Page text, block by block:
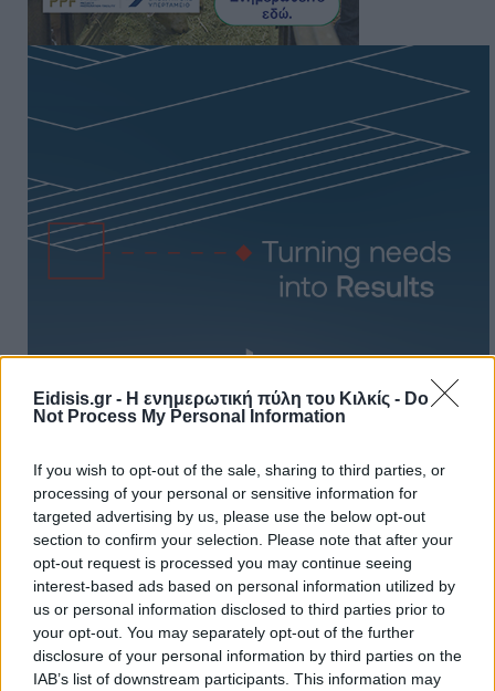
Eidisis.gr - Η ενημερωτική πύλη του Κιλκίς - Do
Not Process My Personal Information
If you wish to opt-out of the sale, sharing to third parties, or
processing of your personal or sensitive information for
targeted advertising by us, please use the below opt-out
section to confirm your selection. Please note that after your
opt-out request is processed you may continue seeing
interest-based ads based on personal information utilized by
us or personal information disclosed to third parties prior to
your opt-out. You may separately opt-out of the further
disclosure of your personal information by third parties on the
IAB’s list of downstream participants. This information may